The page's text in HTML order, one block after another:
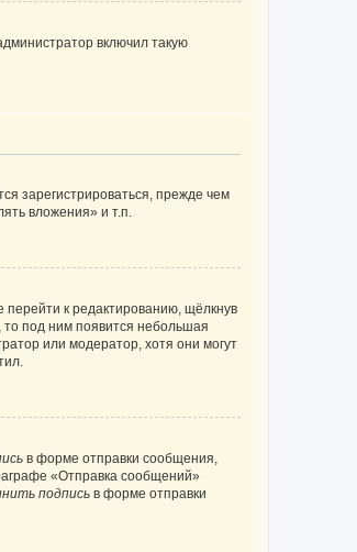
включил такую
зарегистрироваться, прежде чем
вложения» и т.п.
к редактированию, щёлкнув
то под ним появится небольшая
или модератор, хотя они могут
в форме отправки сообщения,
«Отправка сообщений»
подпись в форме отправки